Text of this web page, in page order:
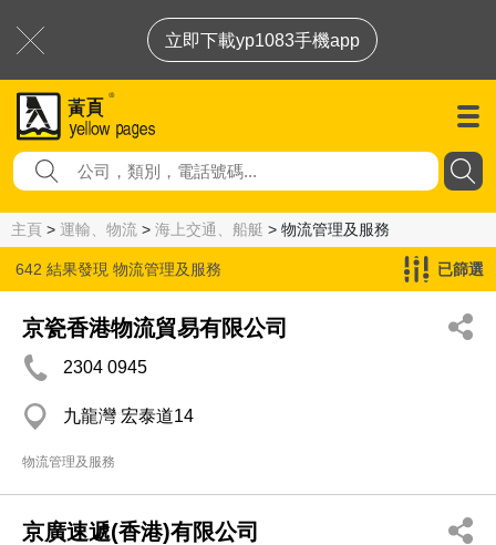
立即下載yp1083手機app
主頁 > 運輸、物流 > 海上交通、船艇 > 物流管理及服務
642 結果發現 物流管理及服務 已篩選
京瓷香港物流貿易有限公司
2304 0945
九龍灣 宏泰道14
物流管理及服務
京廣速遞(香港)有限公司